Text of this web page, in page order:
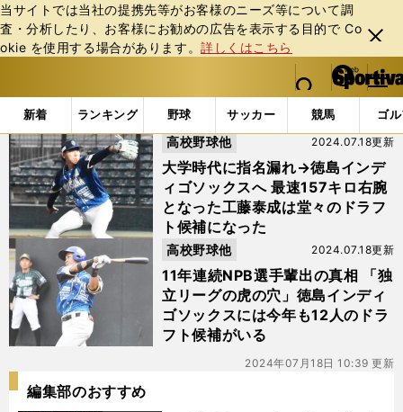
当サイトでは当社の提携先等がお客様のニーズ等について調
査・分析したり、お客様にお勧めの広告を表⽰する⽬的で Co
okie を使⽤する場合があります。詳しくはこちら
閉じ
る
web Sportiva (webスポルティーバ)
検索
マイペ
ー
ジ
メニュ
新着 ランキング 野球 サッカー 競馬 ゴ
b
ス
ポ
ル
テ
ィ
バ
「#柏木寿志.岡本哲司」の最新ニュース・ 情報
大学時代に指名漏れ→徳島インデ
ィゴソックスへ 最速157キロ右腕
となった工藤泰成は堂々のドラフ
ト候補になった
2024.07.18更新
高校野球他
11年連続NPB選手輩出の真相 「独
立リーグの虎の穴」徳島インディ
ゴソックスには今年も12人のドラ
フト候補がいる
2024.07.18更新
高校野球他
2024年07月18日 10:39 更新
編集部のおすすめ